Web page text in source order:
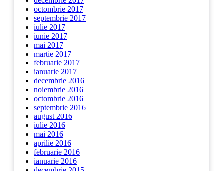
octombrie 2017
septembrie 2017
iulie 2017
iunie 2017
mai 2017
martie 2017
februarie 2017
ianuarie 2017
decembrie 2016
noiembrie 2016
octombrie 2016
septembrie 2016
august 2016
iulie 2016
mai 2016
aprilie 2016
februarie 2016
ianuarie 2016